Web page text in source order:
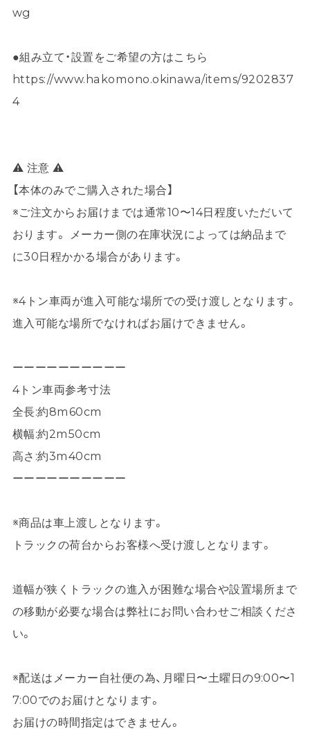
wg
●組み立て・設置をご希望の方はこちら
https://www.hakomono.okinawa/items/9202837
4
⚠ 注意 ⚠
【本体のみでご購入された場合】
※ご注文からお届けまでは通常10〜14日程度いただいて
おります。 メーカー側の在庫状況によっては納品まで
に30日程かかる場合があります。
※4トン車両が進入可能な場所での受け渡しとなります。
進入可能な場所でなければお届けできません。
ーーーーーーーーーー
4トン車両参考寸法
全長:約8m60cm
横幅:約2m50cm
高さ:約3m40cm
ーーーーーーーーーー
※商品は車上渡しとなります。
トラックの荷台からお客様へ受け渡しとなります。
道幅が狭くトラックの進入が困難な場合や設置場所まで
の移動が必要な場合は弊社にお問い合わせご相談くださ
い。
※配送はメーカー自社便の為、月曜日〜土曜日の9:00〜1
7:00でのお届けとなります。
お届けの時間指定はできません。